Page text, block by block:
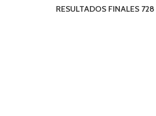
RESULTADOS FINALES 728